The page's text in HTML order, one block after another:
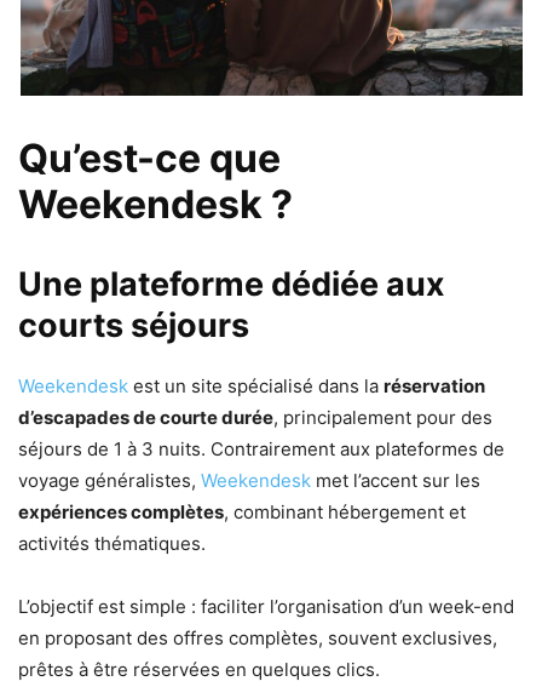
Qu’est-ce que
Weekendesk ?
Une plateforme dédiée aux
courts séjours
Weekendesk est un site spécialisé dans la réservation
d’escapades de courte durée, principalement pour des
séjours de 1 à 3 nuits. Contrairement aux plateformes de
voyage généralistes, Weekendesk met l’accent sur les
expériences complètes, combinant hébergement et
activités thématiques.
L’objectif est simple : faciliter l’organisation d’un week-end
en proposant des offres complètes, souvent exclusives,
prêtes à être réservées en quelques clics.